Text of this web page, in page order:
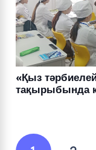
«Қыз
тақырыбында